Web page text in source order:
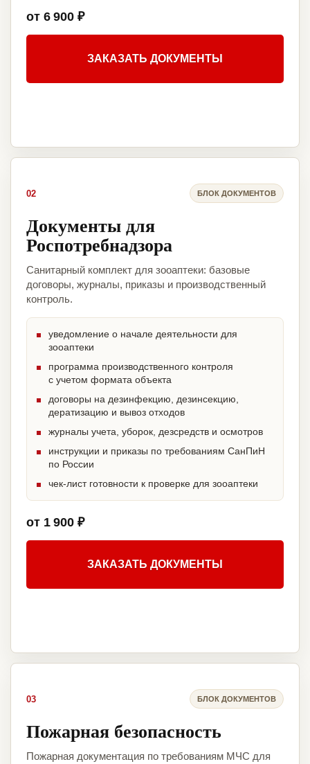
от 6 900 ₽
ЗАКАЗАТЬ ДОКУМЕНТЫ
02 БЛОК ДОКУМЕНТОВ
Документы для
Роспотребнадзора
Санитарный комплект для зооаптеки: базовые
договоры, журналы, приказы и производственный
контроль.
уведомление о начале деятельности для
зооаптеки
программа производственного контроля
с учетом формата объекта
договоры на дезинфекцию, дезинсекцию,
дератизацию и вывоз отходов
журналы учета, уборок, дезсредств и осмотров
инструкции и приказы по требованиям СанПиН
по России
чек-лист готовности к проверке для зооаптеки
от 1 900 ₽
ЗАКАЗАТЬ ДОКУМЕНТЫ
03 БЛОК ДОКУМЕНТОВ
Пожарная безопасность
Пожарная документация по требованиям МЧС для